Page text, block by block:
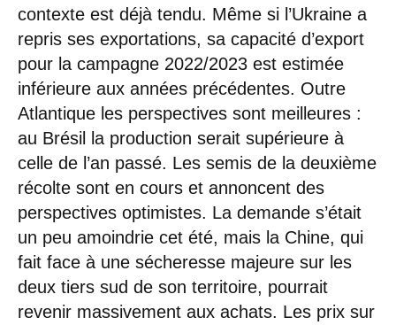
contexte est déjà tendu. Même si l’Ukraine a
repris ses exportations, sa capacité d’export
pour la campagne 2022/2023 est estimée
inférieure aux années précédentes. Outre
Atlantique les perspectives sont meilleures :
au Brésil la production serait supérieure à
celle de l’an passé. Les semis de la deuxième
récolte sont en cours et annoncent des
perspectives optimistes. La demande s’était
un peu amoindrie cet été, mais la Chine, qui
fait face à une sécheresse majeure sur les
deux tiers sud de son territoire, pourrait
revenir massivement aux achats. Les prix sur